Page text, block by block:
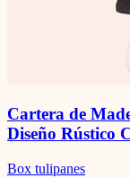
Cartera de
Diseño Rústico
Box tulipanes